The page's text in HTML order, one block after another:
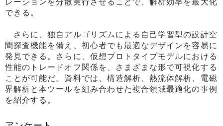
できる。
さらに、独自アルゴリズムによる自己学習型の設計空
間探査機能を備え、初心者でも最適なデザインを容易に
発見できる。さらに、仮想プロトタイプモデルにおける
性能のトレードオフ関係を、さまざまな形で可視化する
ことが可能だ。資料では、構造解析、熱流体解析、電磁
界解析と本ツールを組み合わせた複合領域最適化の事例
を紹介する。